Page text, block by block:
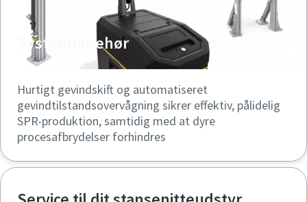
Systemtilbehør
Hurtigt gevindskift og automatiseret
gevindtilstandsovervågning sikrer effektiv, pålidelig
SPR-produktion, samtidig med at dyre
procesafbrydelser forhindres